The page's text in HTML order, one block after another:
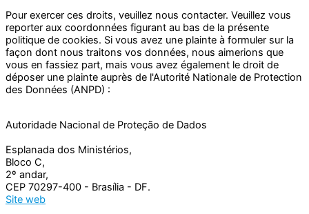
Pour exercer ces droits, veuillez nous contacter. Veuillez vous
reporter aux coordonnées figurant au bas de la présente
politique de cookies. Si vous avez une plainte à formuler sur la
façon dont nous traitons vos données, nous aimerions que
vous en fassiez part, mais vous avez également le droit de
déposer une plainte auprès de l'Autorité Nationale de Protection
des Données (ANPD) :
Autoridade Nacional de Proteção de Dados
Esplanada dos Ministérios,
Bloco C,
2º andar,
CEP 70297-400 - Brasília - DF.
Site web